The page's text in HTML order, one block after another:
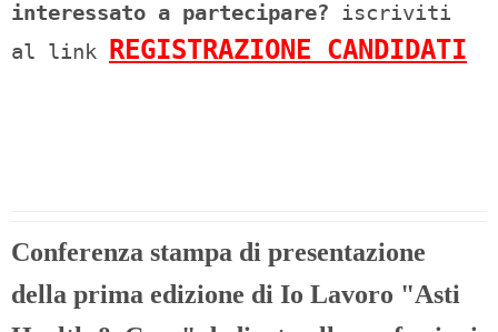
interessato a partecipare? iscriviti
al link
REGISTRAZIONE CANDIDATI
Conferenza stampa di presentazione
della prima edizione di Io Lavoro "Asti